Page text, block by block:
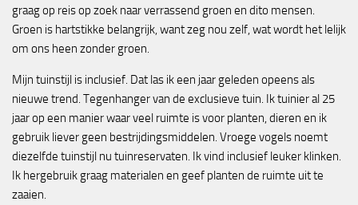
graag op reis op zoek naar verrassend groen en dito mensen.
Groen is hartstikke belangrijk, want zeg nou zelf, wat wordt het lelijk
om ons heen zonder groen.
Mijn tuinstijl is inclusief. Dat las ik een jaar geleden opeens als
nieuwe trend. Tegenhanger van de exclusieve tuin. Ik tuinier al 25
jaar op een manier waar veel ruimte is voor planten, dieren en ik
gebruik liever geen bestrijdingsmiddelen. Vroege vogels noemt
diezelfde tuinstijl nu tuinreservaten. Ik vind inclusief leuker klinken.
Ik hergebruik graag materialen en geef planten de ruimte uit te
zaaien.